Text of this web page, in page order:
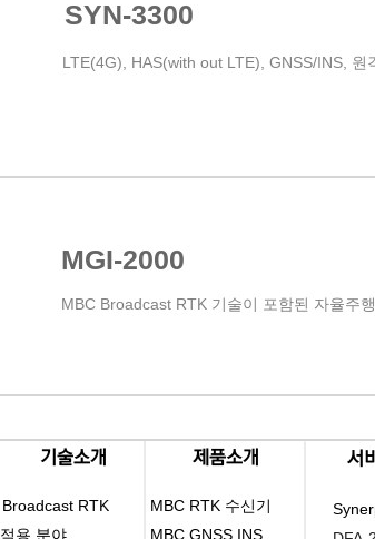
SYN-3300
LTE(4G), HAS(with out LTE), GNSS/INS,
MGI-2000
MBC Broadcast RTK 기술이 포함된 자율주
​기술소개 ​제품소개
Broadcast RTK
MBC RTK 수신기
적용 분야 MBC GNSS INS
서